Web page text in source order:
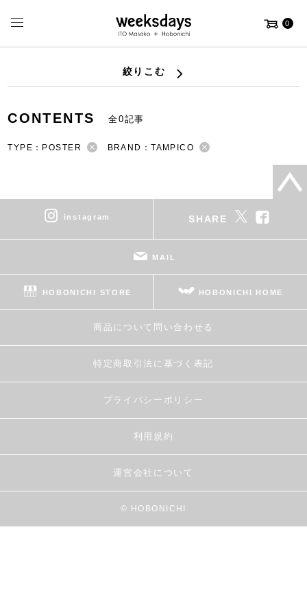
0
絞りこむ
CONTENTS 全0記事
TYPE：POSTER BRAND：TAMPICO
instagram SHARE
MAIL
HOBONICHI STORE HOBONICHI HOME
商品について問い合わせる
特定商取引法に基づく表記
プライバシーポリシー
利用規約
運営会社について
© HOBONICHI